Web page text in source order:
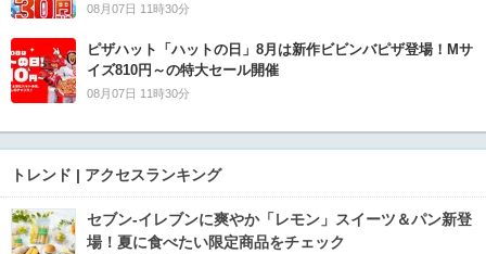
08月07日 11時30分
ピザハット「ハットの日」8月は新作ビビンバピザ登場！Mサ
イズ810円～の特大セール開催
08月07日 11時30分
トレンド | アクセスランキング
セブン‐イレブンに爽やか「レモン」スイーツ＆パン新登
場！夏に食べたい限定商品をチェック